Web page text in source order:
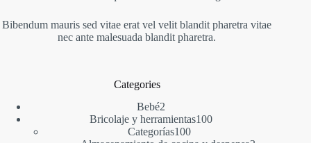
Bibendum mauris sed vitae erat vel velit blandit pharetra vitae
nec ante malesuada blandit pharetra.
Categories
Bebé22
productos
Bricolaje y herramientas100100
Categorías100100